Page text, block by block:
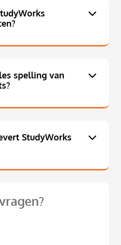
spelling van
StudyWorks